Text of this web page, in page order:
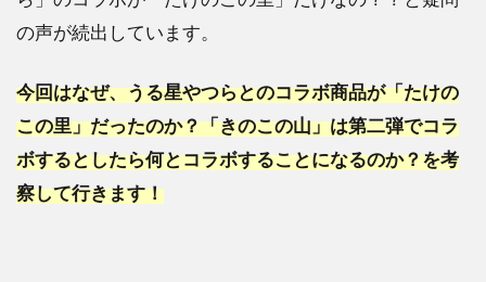
の声が続出しています。
今回はなぜ、うる星やつらとのコラボ商品が「たけの
この里」だったのか？「きのこの山」は第二弾でコラ
ボするとしたら何とコラボすることになるのか？を考
察して行きます！